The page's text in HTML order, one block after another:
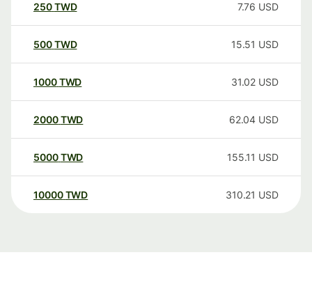
250TWD 7.76 USD
500TWD 15.51 USD
1000TWD 31.02 USD
2000TWD 62.04 USD
5000TWD 155.11 USD
10000 TWD 310.21 USD